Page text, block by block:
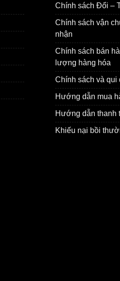
Chính sách Đổi –
Chính sách vận
nhận
Chính sách bán
lượng hàng hóa
Chính sách và qui
Hướng dẫn mua
Hướng dẫn thanh
Khiếu nại bồi